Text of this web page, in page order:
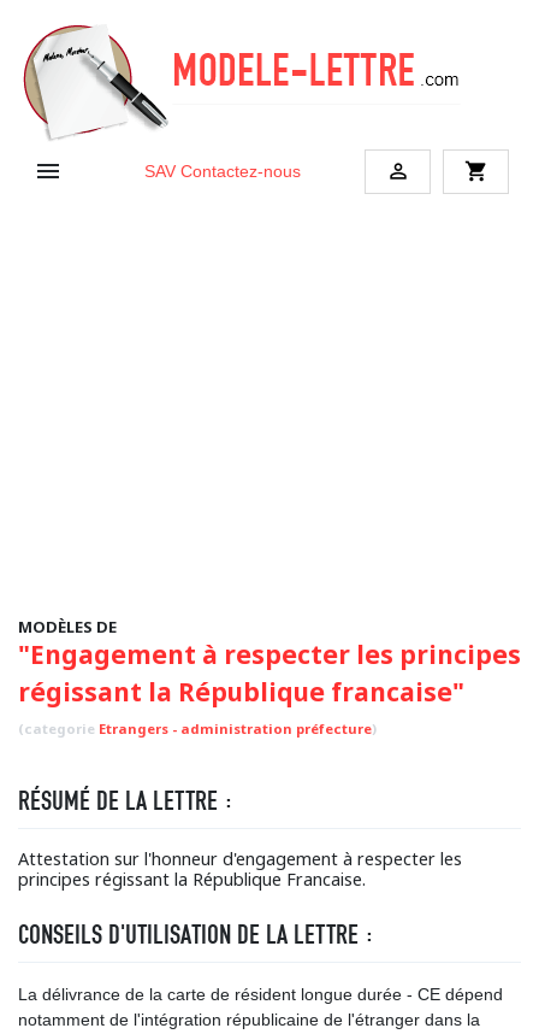
 SAV Contactez-nous  shopping_cart
MODÈLES DE
"Engagement à respecter les principes
régissant la République francaise"
(categorie Etrangers - administration préfecture)
RÉSUMÉ DE LA LETTRE :
Attestation sur l'honneur d'engagement à respecter les
principes régissant la République Francaise.
CONSEILS D'UTILISATION DE LA LETTRE :
La délivrance de la carte de résident longue durée - CE dépend
notamment de l'intégration républicaine de l'étranger dans la